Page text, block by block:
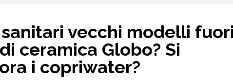
vecchi modelli fuori
ceramica Globo? Si
i copriwater?